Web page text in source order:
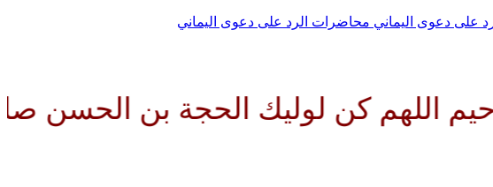
على دعوى اليماني محاضرات الرد على دعوى اليماني
كن لوليك الحجة بن الحسن صلواتك